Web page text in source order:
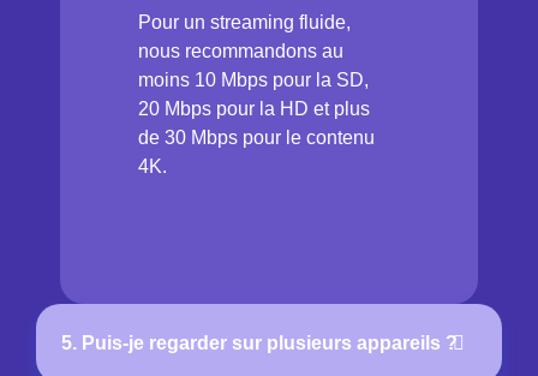
Pour un streaming fluide,
nous recommandons au
moins 10 Mbps pour la SD,
20 Mbps pour la HD et plus
de 30 Mbps pour le contenu
4K.
5. Puis-je regarder sur plusieurs appareils ?